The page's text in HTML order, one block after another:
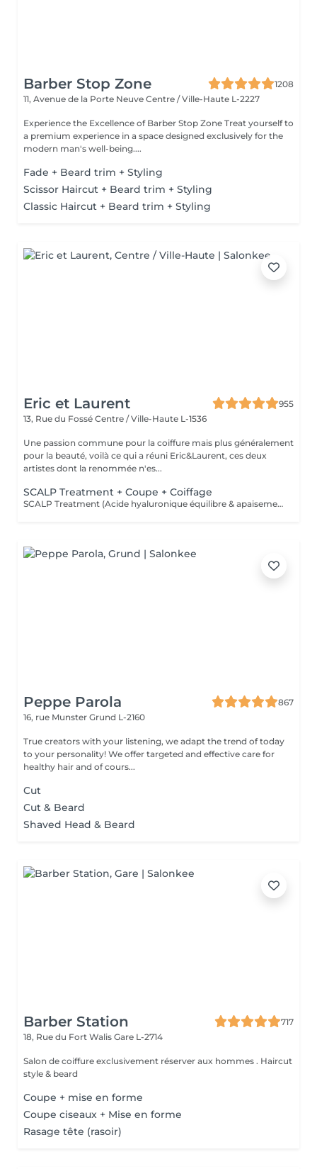
Barber Stop Zone
1208
11, Avenue de la Porte Neuve Centre / Ville-Haute L-2227
Experience the Excellence of Barber Stop Zone Treat yourself to
a premium experience in a space designed exclusively for the
modern man's well-being....
Fade + Beard trim + Styling
Scissor Haircut + Beard trim + Styling
Classic Haircut + Beard trim + Styling
Eric et Laurent
955
13, Rue du Fossé Centre / Ville-Haute L-1536
Une passion commune pour la coiffure mais plus généralement
pour la beauté, voilà ce qui a réuni Eric&Laurent, ces deux
artistes dont la renommée n'es...
SCALP Treatment + Coupe + Coiffage
SCALP Treatment (Acide hyaluronique équilibre & apaisement) Pour rééquilibrer et purifier le cuir chevelu. Idéal en cas de démangeaisons, pellicules, sécheresse ou excès de sébum. -Apaise le cuir chevelu -Purifie en douceur -Rééquilibre la barrière protectrice naturelle -Favorise un environnement sain pour la pousse
Peppe Parola
867
16, rue Munster Grund L-2160
True creators with your listening, we adapt the trend of today
to your personality! We offer targeted and effective care for
healthy hair and of cours...
Cut
Cut & Beard
Shaved Head & Beard
Barber Station
717
18, Rue du Fort Walis Gare L-2714
Salon de coiffure exclusivement réserver aux hommes . Haircut
style & beard
Coupe + mise en forme
Coupe ciseaux + Mise en forme
Rasage tête (rasoir)